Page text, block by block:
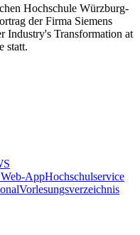
Hochschule Würzburg-
der Firma Siemens
Industry's Transformation at
statt.
AppHochschulservice
Vorlesungsverzeichnis